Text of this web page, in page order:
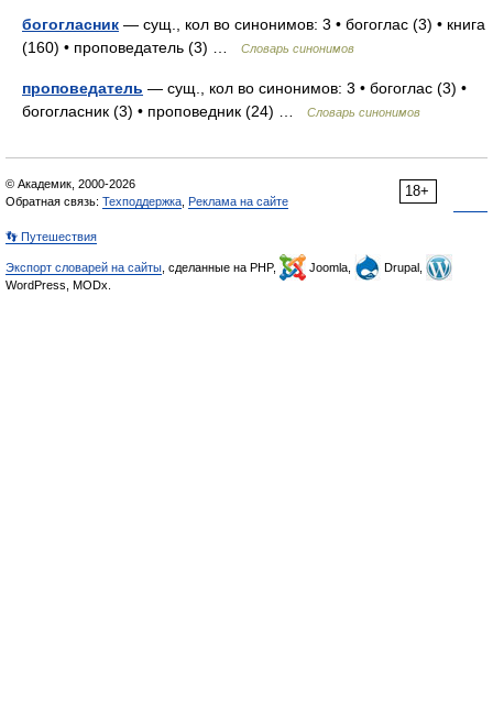
богогласник — сущ., кол во синонимов: 3 • богоглас (3) • книга
(160) • проповедатель (3) …
Словарь синонимов
проповедатель — сущ., кол во синонимов: 3 • богоглас (3) •
богогласник (3) • проповедник (24) …
Словарь синонимов
18+
© Академик, 2000-2026
Обратная связь: Техподдержка Реклама на сайте
👣 Путешествия
Экспорт словарей на сайты , сделанные на PHP, Joomla,
Drupal,
WordPress, MODx.